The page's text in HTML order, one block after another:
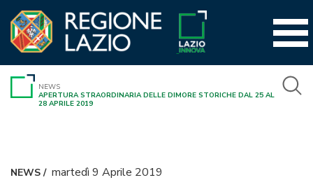
contenuto
NEWS
APERTURA STRAORDINARIA DELLE DIMORE STORICHE DAL 25 AL
28 APRILE 2019
NEWS/ martedì 9 Aprile 2019